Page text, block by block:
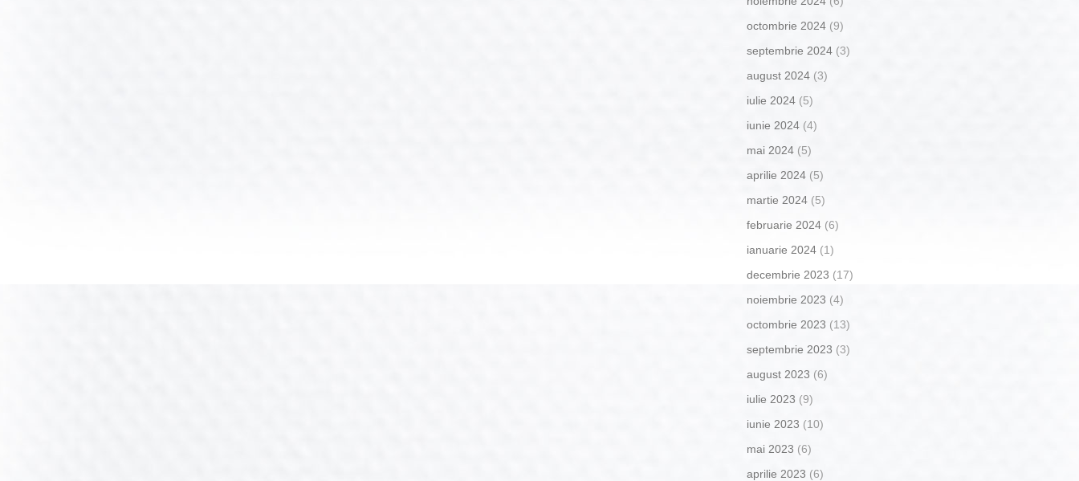
octombrie 2024 (9)
septembrie 2024 (3)
august 2024 (3)
iulie 2024 (5)
iunie 2024 (4)
mai 2024 (5)
aprilie 2024 (5)
martie 2024 (5)
februarie 2024 (6)
ianuarie 2024 (1)
decembrie 2023 (17)
noiembrie 2023 (4)
octombrie 2023 (13)
septembrie 2023 (3)
august 2023 (6)
iulie 2023 (9)
iunie 2023 (10)
mai 2023 (6)
aprilie 2023 (6)